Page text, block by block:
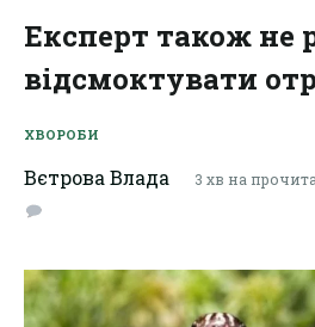
Експерт також не
відсмоктувати
ХВОРОБИ
Вєтрова Влада 3 хв на